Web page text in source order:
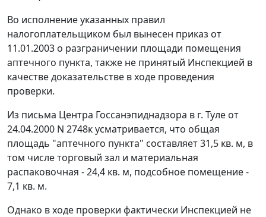
Во исполнение указанных правил
налогоплательщиком был вынесен приказ от
11.01.2003 о разграничении площади помещения
аптечного пункта, также не принятый Инспекцией в
качестве доказательстве в ходе проведения
проверки.
Из письма Центра Госсанэпиднадзора в г. Туле от
24.04.2000 N 2748к усматривается, что общая
площадь "аптечного пункта" составляет 31,5 кв. м, в
том числе торговый зал и материальная
распаковочная - 24,4 кв. м, подсобное помещение -
7,1 кв. м.
Однако в ходе проверки фактически Инспекцией не